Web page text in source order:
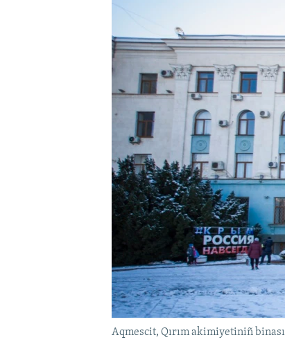
Aqmescit, Qırım akimiyetiniñ binası